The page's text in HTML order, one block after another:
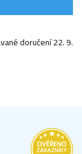
doručení 22. 9.